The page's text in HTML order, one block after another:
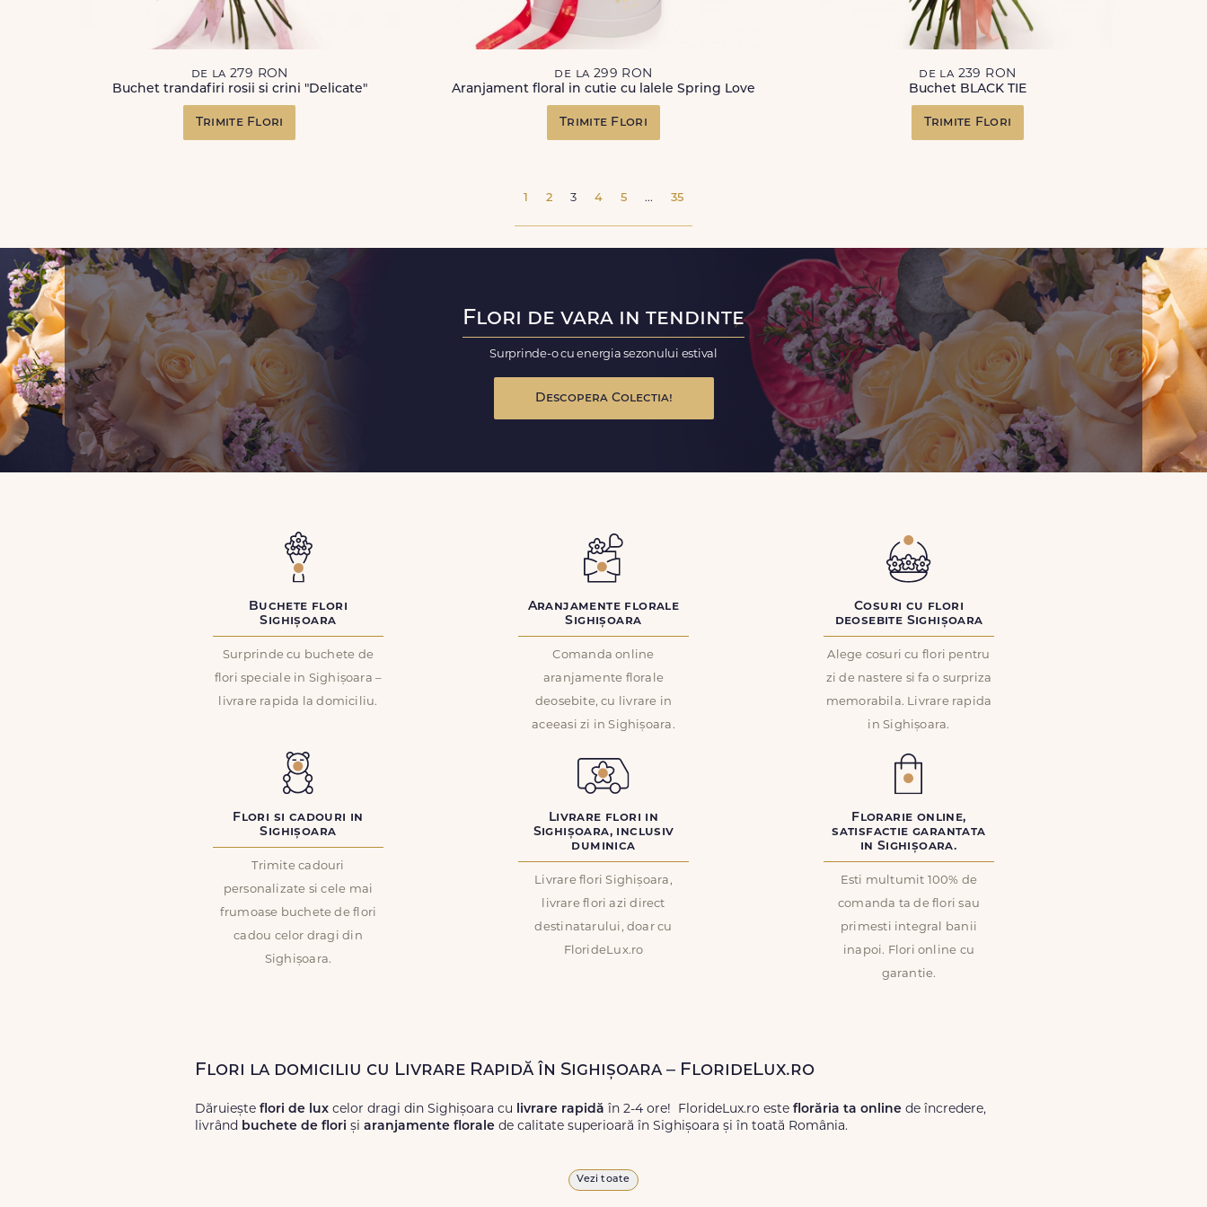
de la 279 RON
Buchet trandafiri rosii si crini "Delicate"
Trimite Flori
de la 299 RON
Aranjament floral in cutie cu lalele Spring Love
Trimite Flori
de la 239 RON
Buchet BLACK TIE
Trimite Flori
1 2 3 4 5 ... 35
Flori de vara in tendinte
Surprinde-o cu energia sezonului estival
Descopera Colectia!
Buchete flori
Sighișoara
Surprinde cu buchete de
flori speciale in Sighișoara –
livrare rapida la domiciliu.
Aranjamente florale
Sighișoara
Comanda online
aranjamente florale
deosebite, cu livrare in
aceeasi zi in Sighișoara.
Cosuri cu flori
deosebite Sighișoara
Alege cosuri cu flori pentru
zi de nastere si fa o surpriza
memorabila. Livrare rapida
in Sighișoara.
Flori si cadouri in
Sighișoara
Trimite cadouri
personalizate si cele mai
frumoase buchete de flori
cadou celor dragi din
Sighișoara.
Livrare flori in
Sighișoara, inclusiv
duminica
Livrare flori Sighișoara,
livrare flori azi direct
destinatarului, doar cu
FlorideLux.ro
Florarie online,
satisfactie garantata
in Sighișoara.
Esti multumit 100% de
comanda ta de flori sau
primesti integral banii
inapoi. Flori online cu
garantie.
Flori la domiciliu cu Livrare Rapidă în Sighișoara – FlorideLux.ro
Dăruiește flori de lux celor dragi din Sighișoara cu livrare rapidă în 2-4 ore! FlorideLux.ro este florăria ta online de încredere,
livrând buchete de flori și aranjamente florale de calitate superioară în Sighișoara și în toată România.
Vezi toate